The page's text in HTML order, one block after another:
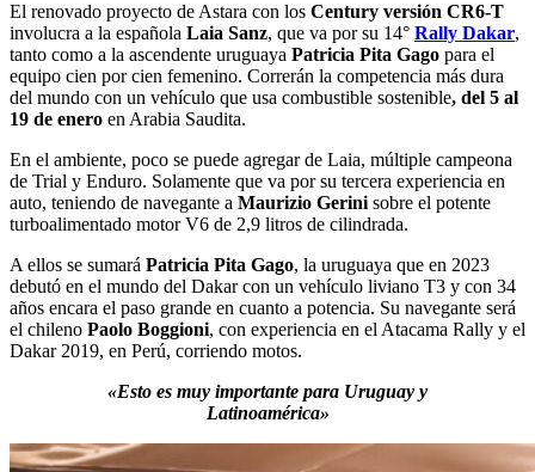
El renovado proyecto de Astara con los Century versión CR6-T
involucra a la española Laia Sanz, que va por su 14° Rally Dakar,
tanto como a la ascendente uruguaya Patricia Pita Gago para el
equipo cien por cien femenino. Correrán la competencia más dura
del mundo con un vehículo que usa combustible sostenible, del 5 al
19 de enero en Arabia Saudita.
En el ambiente, poco se puede agregar de Laia, múltiple campeona
de Trial y Enduro. Solamente que va por su tercera experiencia en
auto, teniendo de navegante a Maurizio Gerinisobre el potente
turboalimentado motor V6 de 2,9 litros de cilindrada.
A ellos se sumará Patricia Pita Gago, la uruguaya que en 2023
debutó en el mundo del Dakar con un vehículo liviano T3 y con 34
años encara el paso grande en cuanto a potencia. Su navegante será
el chileno Paolo Boggioni, con experiencia en el Atacama Rally y el
Dakar 2019, en Perú, corriendo motos.
«Esto es muy importante para Uruguay y
Latinoamérica»